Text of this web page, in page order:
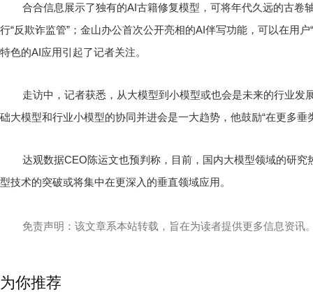
合合信息展示了独有的AI古籍修复模型，可将年代久远的古
行“反欺诈监管”；金山办公首次公开亮相的AI伴写功能，可以在
特色的AI应用引起了记者关注。
走访中，记者获悉，从大模型到小模型或也会是未来的行业
础大模型和行业小模型的协同并进会是一大趋势，他鼓励“在更多垂
达观数据CEO陈运文也预判称，目前，国内大模型领域的研
型技术的突破或将集中在更深入的垂直领域应用。
免责声明：该文章系本站转载，旨在为读者提供更多信息资
为你推荐